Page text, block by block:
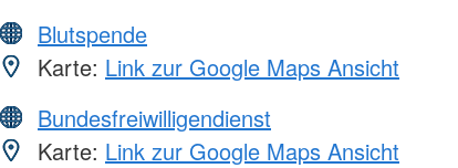
Blutspende
Karte: Link zur Google Maps Ansicht
Bundesfreiwilligendienst
Karte: Link zur Google Maps Ansicht